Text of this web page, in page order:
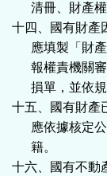
清冊、財產權
十四、國有財產
應填製「財產
報權責機關審
損單，並依規
十五、國有財產
應依據核定公
籍。
十六、國有不動